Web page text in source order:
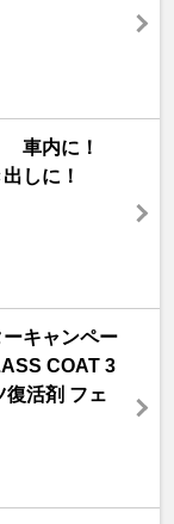
車内に！
しに！
キャンペー
COAT 3
復活剤 フェ